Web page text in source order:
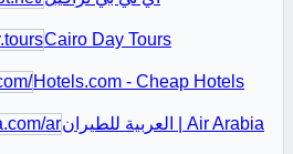
Cairo Day Tours
Hotels.com - Cheap Hotels
العربية للطيران | Air Arabia